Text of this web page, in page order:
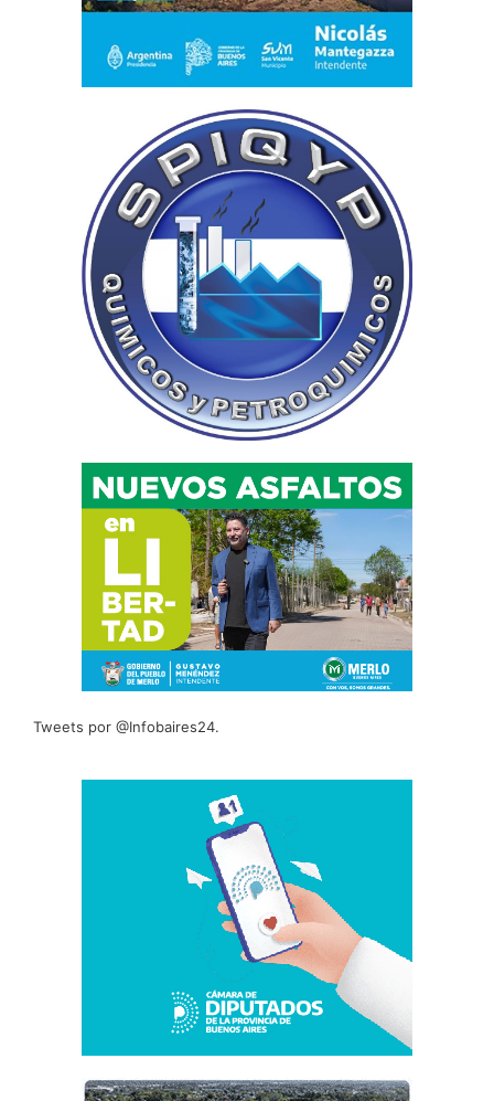
Tweets por @Infobaires24.